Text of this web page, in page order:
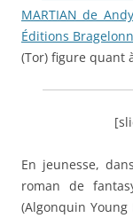
MARTIAN de
Éditions
(Tor) figure quant
En jeunesse,
roman de
(Algonquin Young